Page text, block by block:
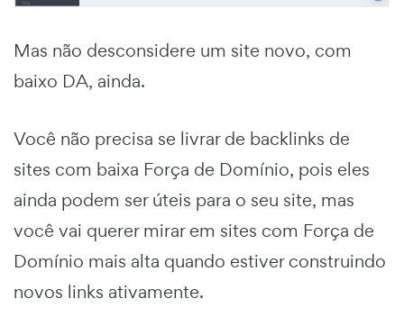
Mas não desconsidere um site novo, com
baixo DA, ainda.
Você não precisa se livrar de backlinks de
sites com baixa Força de Domínio, pois eles
ainda podem ser úteis para o seu site, mas
você vai querer mirar em sites com Força de
Domínio mais alta quando estiver construindo
novos links ativamente.